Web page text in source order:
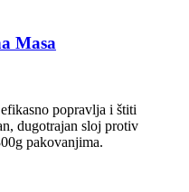
Masa
popravlja i štiti
dugotrajan sloj protiv
pakovanjima.